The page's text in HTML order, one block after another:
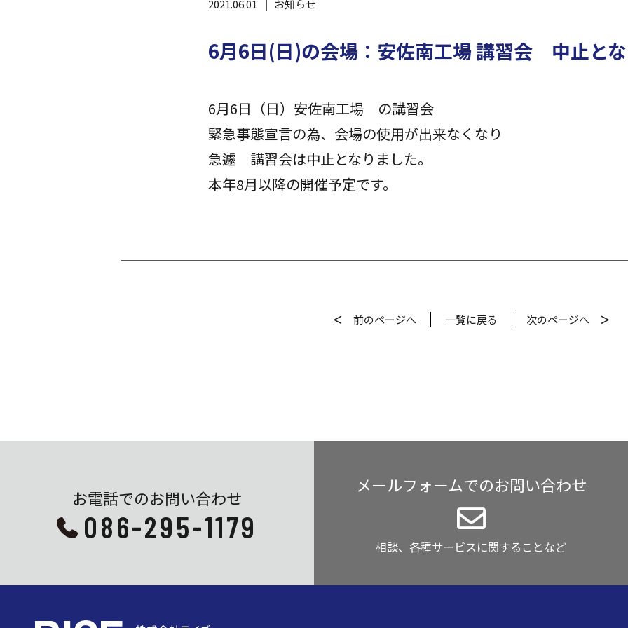
2021.06.01 お知らせ
6月6日(日)の会場：安佐南工場 講習会 中止と
6月6日（日）安佐南工場 の講習会
緊急事態宣言の為、会場の使用が出来なくなり
急遽 講習会は中止となりました。
本年8月以降の開催予定です。
＜ 前のページへ 一覧に戻る 次のページへ ＞
お電話でのお問い合わせ
086-295-1179
メールフォームでのお問い合わせ
相談、各種サービスに関することなど